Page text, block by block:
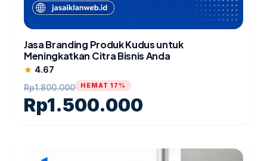
Jasa Branding Produk Kudus untuk
Meningkatkan Citra Bisnis Anda
star 4.67
Rp1.800.000
Rp1.500.000
HEMAT 17%